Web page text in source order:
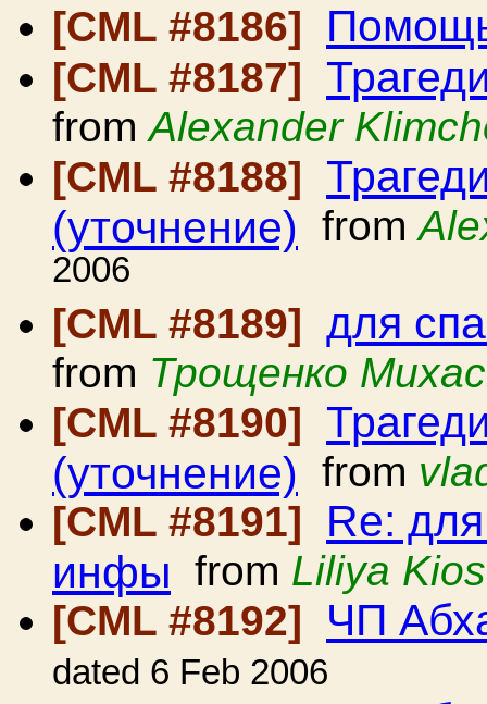
[CML #8186]
[CML #8187]
fromAlexander
[CML #8188]
(уточнение) from
2006
[CML #8189] для
from Трощенко
[CML #8190]
(уточнение) from
[CML #8191]
Re:
инфы from Liliya
[CML #8192]
ЧП
dated 6 Feb 2006